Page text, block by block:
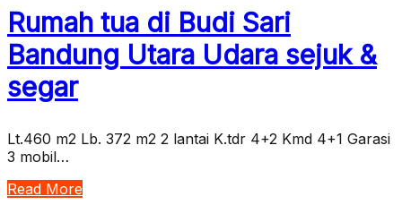
Rumah tua di Budi Sari
Bandung Utara Udara sejuk &
segar
Lt.460 m2 Lb. 372 m2 2 lantai K.tdr 4+2 Kmd 4+1 Garasi
3 mobil…
Read More